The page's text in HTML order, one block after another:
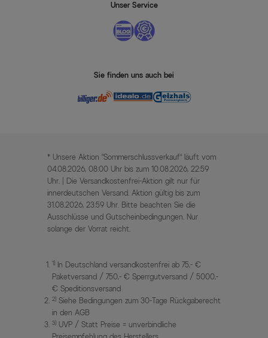
Unser Service
Sie finden uns auch bei
* Unsere Aktion „Sommerschlussverkauf“ läuft vom
04.08.2026, 08:00 Uhr bis zum 10.08.2026, 22:59
Uhr. | Die Versandkostenfrei-Aktion gilt nur für
innerdeutschen Versand. Aktion gültig bis zum
31.08.2026, 23:59 Uhr. Bitte beachten Sie die
Ausschlüsse und Gutscheinbedingungen. Nur
solange der Vorrat reicht.
1) In Deutschland versandkostenfrei ab 75,- €
Paketversand / 750,- € Sperrgutversand / 5000,-
€ Speditionsversand
2) Siehe Bedingungen zum 30-Tage Rückgaberecht
in den AGB
3) UVP / Statt Preise = unverbindliche